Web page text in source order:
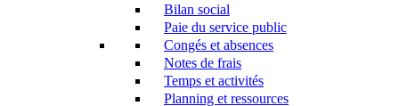
Bilan social
Paie du service public
Congés et absences
Notes de frais
Temps et activités
Planning et ressources